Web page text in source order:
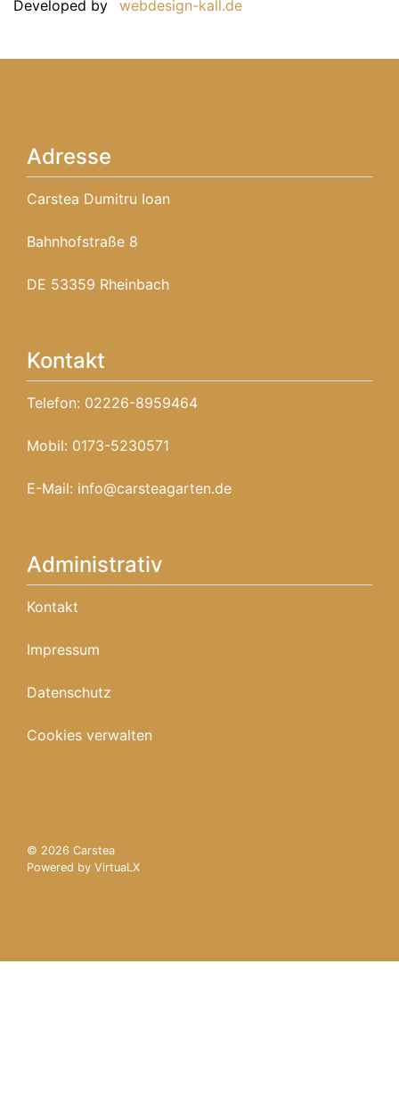
Developed by webdesign-kall.de
Adresse
Carstea Dumitru Ioan
Bahnhofstraße 8
DE 53359 Rheinbach
Kontakt
Telefon: 02226-8959464
Mobil: 0173-5230571
E-Mail: info@carsteagarten.de
Administrativ
Kontakt
Impressum
Datenschutz
Cookies verwalten
© 2026 Carstea
Powered by VirtuaLX